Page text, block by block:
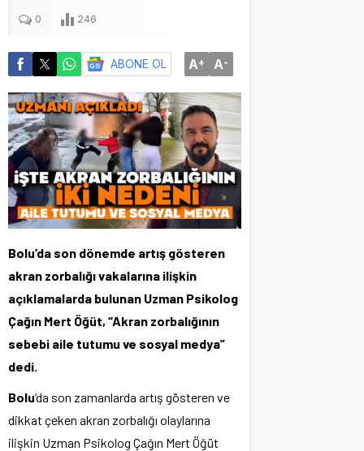
0 246
ABONE OL A+ A-
Bolu’da son dönemde artış gösteren
akran zorbalığı vakalarına ilişkin
açıklamalarda bulunan Uzman Psikolog
Çağın Mert Öğüt, “Akran zorbalığının
sebebi aile tutumu ve sosyal medya”
dedi.
Bolu‘da son zamanlarda artış gösteren ve
dikkat çeken akran zorbalığı olaylarına
ilişkin Uzman Psikolog Çağın Mert Öğüt